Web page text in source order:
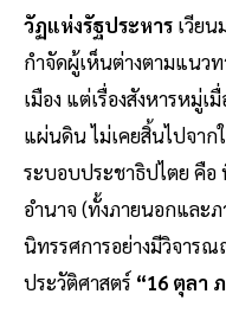
วัฏแห่งรัฐประหาร เวีย
กำจัดผู้เห็นต่างตามแนว
เมือง แต่เรื่องสังหารหมู่
แผ่นดิน ไม่เคยสิ้นไปจา
ระบอบประชาธิปไตย คื
อำนาจ (ทั้งภายนอกและ
นิทรรศการอย่างมีวิจาร
ประวัติศาสตร์ “16 ตุลา